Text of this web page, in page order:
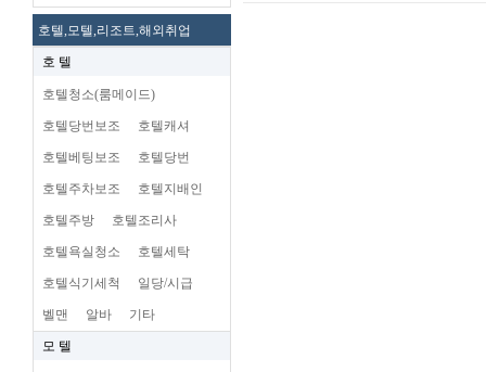
호텔,모텔,리조트,해외취업
호 텔
호텔청소(룸메이드)
호텔당번보조 호텔캐셔
호텔베팅보조 호텔당번
호텔주차보조 호텔지배인
호텔주방 호텔조리사
호텔욕실청소 호텔세탁
호텔식기세척 일당/시급
벨맨 알바 기타
모 텔